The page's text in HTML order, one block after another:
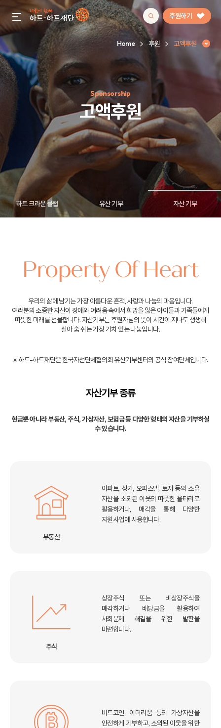
gnb menu open 후원하기
인기 키워드
#정기후원 #하트플레이스#캠페인#팬덤후원
Home 후원 고액후원
Sponsorship
고액후원
고액후원하트 크라운 클럽 유산 기부 자산 기부
Property Of Heart
우리의 삶에 남기는 가장 아름다운 흔적, 사랑과 나눔의 마음입니다.
여러분의 소중한 자산이 장애와 어려움 속에서 희망을 잃은 아이들과 가족들에게
따뜻한 미래를 선물합니다. 자산기부는 후원자님의 뜻이 시간이 지나도 생생히
살아 숨 쉬는 가장 가치 있는 나눔입니다.
※ 하트-하트재단은 한국자선단체협의회 유산기부센터의 공식 참여단체입니다.
자산기부 종류
현금뿐 아니라 부동산, 주식, 가상자산, 보험금 등 다양한 형태의 자산을 기부하실
수 있습니다.
부동산
아파트, 상가, 오피스텔, 토지 등의 소유
자산을소외된 이웃의 따뜻한 울타리로
활용하거나, 매각을 통해 다양한
지원사업에 사용합니다.
주식
상장주식 또는 비상장주식을
매각하거나 배당금을 활용하여
사회문제 해결을 위한 발판을
마련합니다.
비트코인, 이더리움 등의 가상자산을
안전하게 기부하고, 소외된 이웃을 위한